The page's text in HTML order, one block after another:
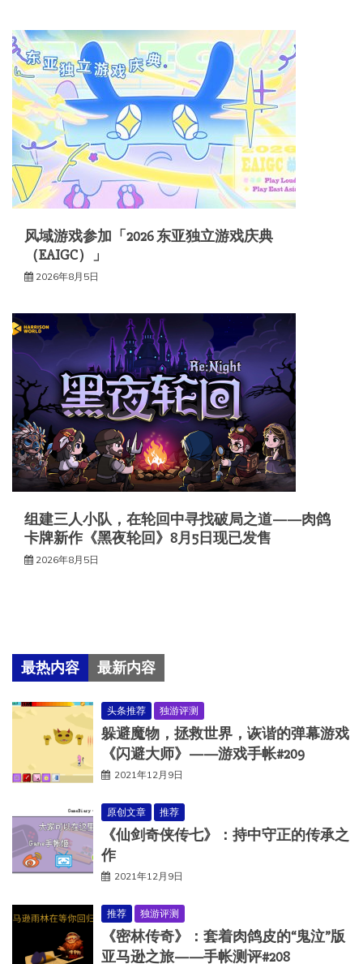
风域游戏参加「2026 东亚独立游戏庆典
（EAIGC）」
2026年8月5日
组建三人小队，在轮回中寻找破局之道——肉鸽
卡牌新作《黑夜轮回》8月5日现已发售
2026年8月5日
最热内容 最新内容
头条推荐 独游评测
躲避魔物，拯救世界，诙谐的弹幕游戏
《闪避大师》——游戏手帐#209
2021年12月9日
原创文章 推荐
《仙剑奇侠传七》：持中守正的传承之
作
2021年12月9日
推荐 独游评测
《密林传奇》：套着肉鸽皮的“鬼泣”版
亚马逊之旅——手帐测评#208